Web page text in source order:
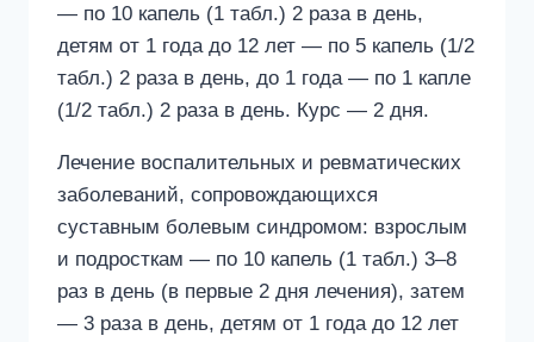
— по 10 капель (1 табл.) 2 раза в день,
детям от 1 года до 12 лет — по 5 капель (1/2
табл.) 2 раза в день, до 1 года — по 1 капле
(1/2 табл.) 2 раза в день. Курс — 2 дня.
Лечение воспалительных и ревматических
заболеваний, сопровождающихся
суставным болевым синдромом: взрослым
и подросткам — по 10 капель (1 табл.) 3–8
раз в день (в первые 2 дня лечения), затем
— 3 раза в день, детям от 1 года до 12 лет